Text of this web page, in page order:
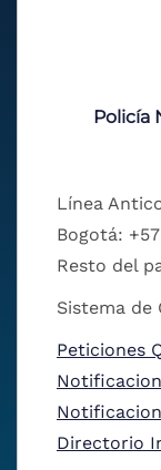
Policía
Línea
Bogotá: +57
Resto del
Sistema de
Peticiones
Directorio